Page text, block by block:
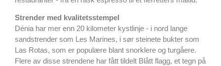
Strender med kvalitetsstempel
Dénia har mer enn 20 kilometer kystlinje - i nord lange
sandstrender som Les Marines, i sør steinete bukter som
Las Rotas, som er populære blant snorklere og turgåere.
Flere av disse strendene har fått tildelt Blått flagg, et tegn på